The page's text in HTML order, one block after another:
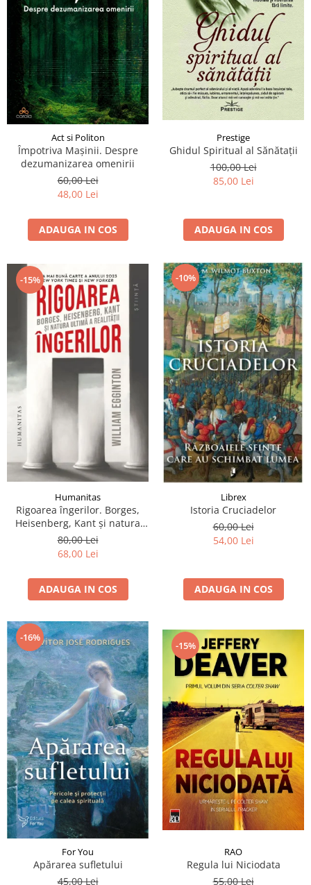
Act si Politon
Împotriva Mașinii. Despre
dezumanizarea omenirii
60,00 Lei
48,00 Lei
ADAUGA IN COS
Prestige
Ghidul Spiritual al Sănătații
100,00 Lei
85,00 Lei
ADAUGA IN COS
-15%
Humanitas
Rigoarea îngerilor. Borges,
Heisenberg, Kant şi natura
ultimă a realităţii
80,00 Lei
68,00 Lei
ADAUGA IN COS
-10%
Librex
Istoria Cruciadelor
60,00 Lei
54,00 Lei
ADAUGA IN COS
-16%
For You
Apărarea sufletului
45,00 Lei
-15%
RAO
Regula lui Niciodata
55,00 Lei